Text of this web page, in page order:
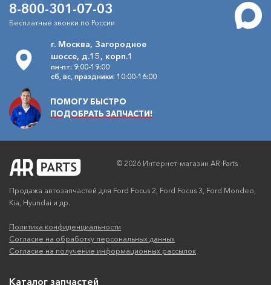
8-800-301-07-03
Бесплатные звонки по России
г. Москва, Загородное
шоссе, д.15, корп.1
пн-пт: 9:00-19:00
сб, вс, праздники: 10:00-16:00
ПОМОГУ БЫСТРО
ПОДОБРАТЬ ЗАПЧАСТИ!
© 2026 Интернет-магазин AR-Parts
Продажа автозапчастей для Ford Focus 2, Ford Focus 3, Ford Mondeo,
Kia, Hyundai и др.
Политика конфиденциальности
Согласие на обработку персональных данных
Согласие на получение информационных рассылок
Каталог запчастей